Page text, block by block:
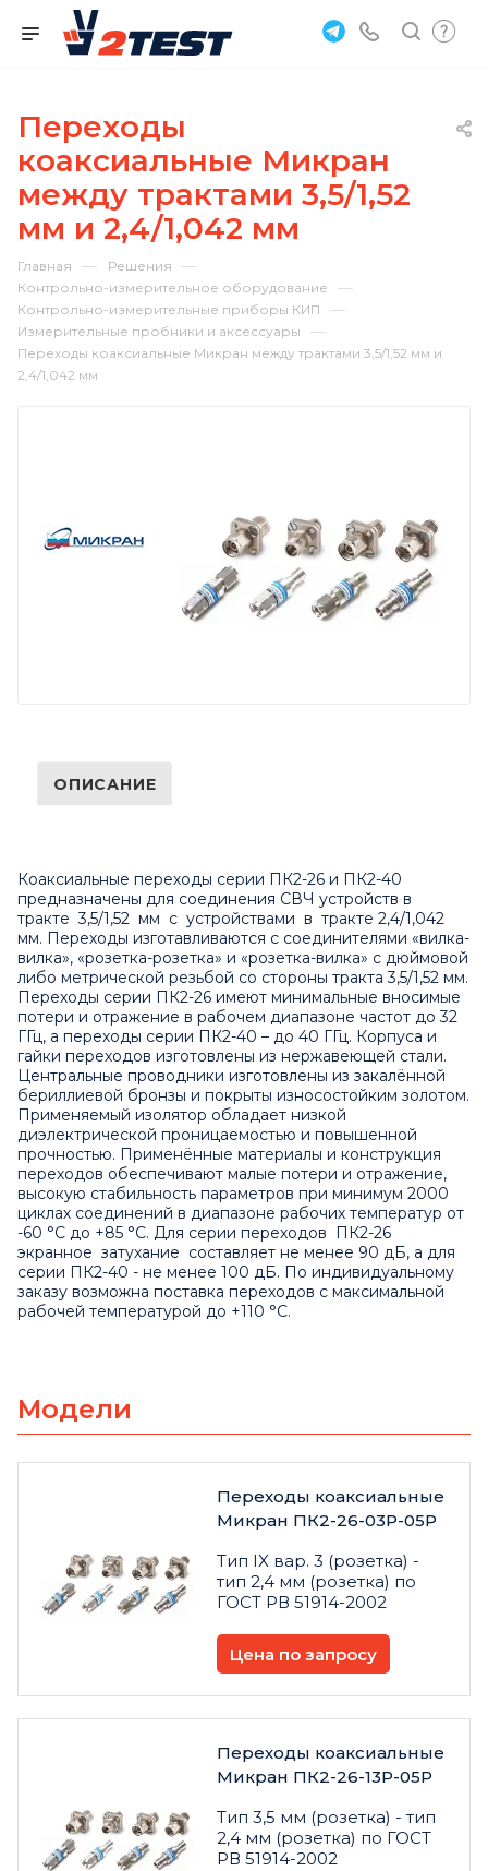
Переходы
коаксиальные Микран
между трактами 3,5/1,52
мм и 2,4/1,042 мм
Главная — Решения —
Контрольно-измерительное оборудование —
Контрольно-измерительные приборы КИП —
Измерительные пробники и аксессуары —
Переходы коаксиальные Микран между трактами 3,5/1,52 мм и
2,4/1,042 мм
ОПИСАНИЕ
Коаксиальные переходы серии ПК2-26 и ПК2-40
предназначены для соединения СВЧ устройств в
тракте 3,5/1,52 мм с устройствами в тракте 2,4/1,042
мм. Переходы изготавливаются с соединителями «вилка-
вилка», «розетка-розетка» и «розетка-вилка» с дюймовой
либо метрической резьбой со стороны тракта 3,5/1,52 мм.
Переходы серии ПК2-26 имеют минимальные вносимые
потери и отражение в рабочем диапазоне частот до 32
ГГц, а переходы серии ПК2-40 – до 40 ГГц. Корпуса и
гайки переходов изготовлены из нержавеющей стали.
Центральные проводники изготовлены из закалённой
бериллиевой бронзы и покрыты износостойким золотом.
Применяемый изолятор обладает низкой
диэлектрической проницаемостью и повышенной
прочностью. Применённые материалы и конструкция
переходов обеспечивают малые потери и отражение,
высокую стабильность параметров при минимум 2000
циклах соединений в диапазоне рабочих температур от
-60 °C до +85 °C. Для серии переходов ПК2-26
экранное затухание составляет не менее 90 дБ, а для
серии ПК2-40 - не менее 100 дБ. По индивидуальному
заказу возможна поставка переходов с максимальной
рабочей температурой до +110 °С.
Модели
Переходы коаксиальные
Микран ПК2-26-03Р-05Р
Тип IX вар. 3 (розетка) -
тип 2,4 мм (розетка) по
ГОСТ РВ 51914-2002
Цена по запросу
Переходы коаксиальные
Микран ПК2-26-13Р-05Р
Тип 3,5 мм (розетка) - тип
2,4 мм (розетка) по ГОСТ
РВ 51914-2002